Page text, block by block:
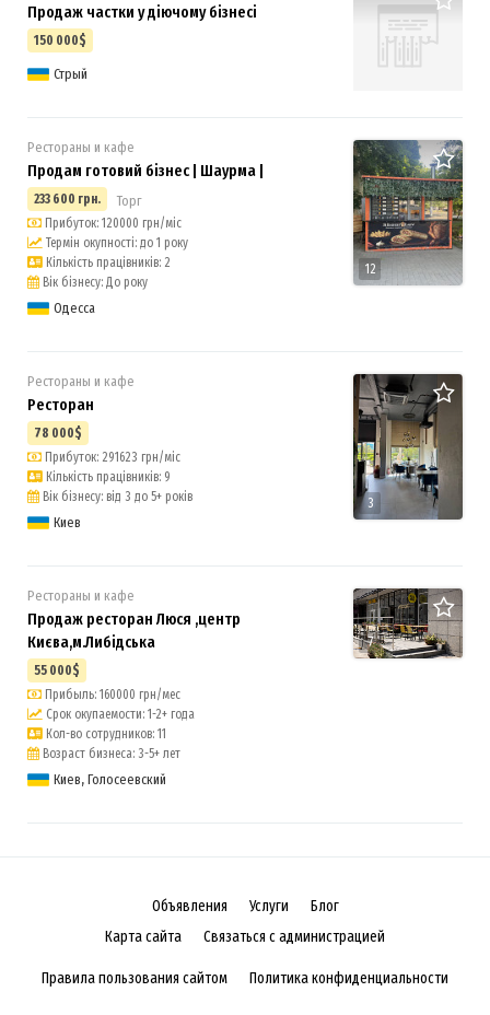
Продаж частки у діючому бізнесі
150 000$
Стрый
12
Рестораны и кафе
Продам готовий бізнес | Шаурма |
233 600 грн. Торг
Прибуток: 120000 грн/міс
Термін окупності: до 1 року
Кількість працівників: 2
Вік бізнесу: До року
Одесса
3
Рестораны и кафе
Ресторан
78 000$
Прибуток: 291623 грн/міс
Кількість працівників: 9
Вік бізнесу: від 3 до 5+ років
Киев
7
Рестораны и кафе
Продаж ресторан Люся ,центр
Києва,м.Либідська
55 000$
Прибыль: 160000 грн/мес
Срок окупаемости: 1-2+ года
Кол-во сотрудников: 11
Возраст бизнеса: 3-5+ лет
Киев, Голосеевский
Объявления Услуги
Блог
Карта сайта
Связаться с администрацией
Правила пользования сайтом Политика конфиденциальности